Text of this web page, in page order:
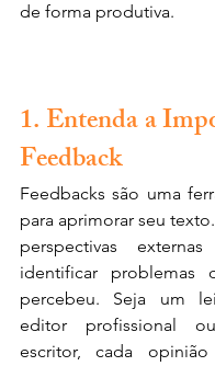
de forma produtiva.
1. Entenda a
Feedback
Feedbacks são uma
para aprimorar seu
perspectivas
identificar problemas
percebeu. Seja um
editor profissional
escritor, cada